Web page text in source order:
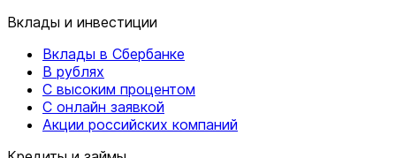
Вклады и инвестиции
Вклады в Сбербанке
В рублях
С высоким процентом
С онлайн заявкой
Акции российских компаний